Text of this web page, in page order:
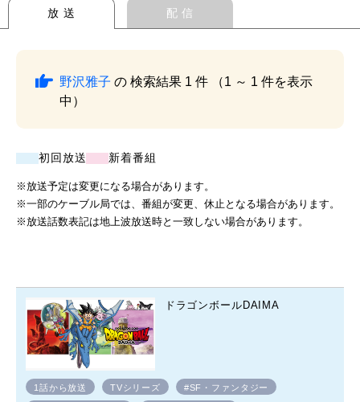
放 送 配 信
野沢雅子 の 検索結果 1 件 （1 ～ 1 件を表示
中）
初回放送 新着番組
※放送予定は変更になる場合があります。
※一部のケーブル局では、番組が変更、休止となる場合があります。
※放送話数表記は地上波放送時と一致しない場合があります。
ドラゴンボールDAIMA
1話から放送 TVシリーズ #SF・ファンタジー